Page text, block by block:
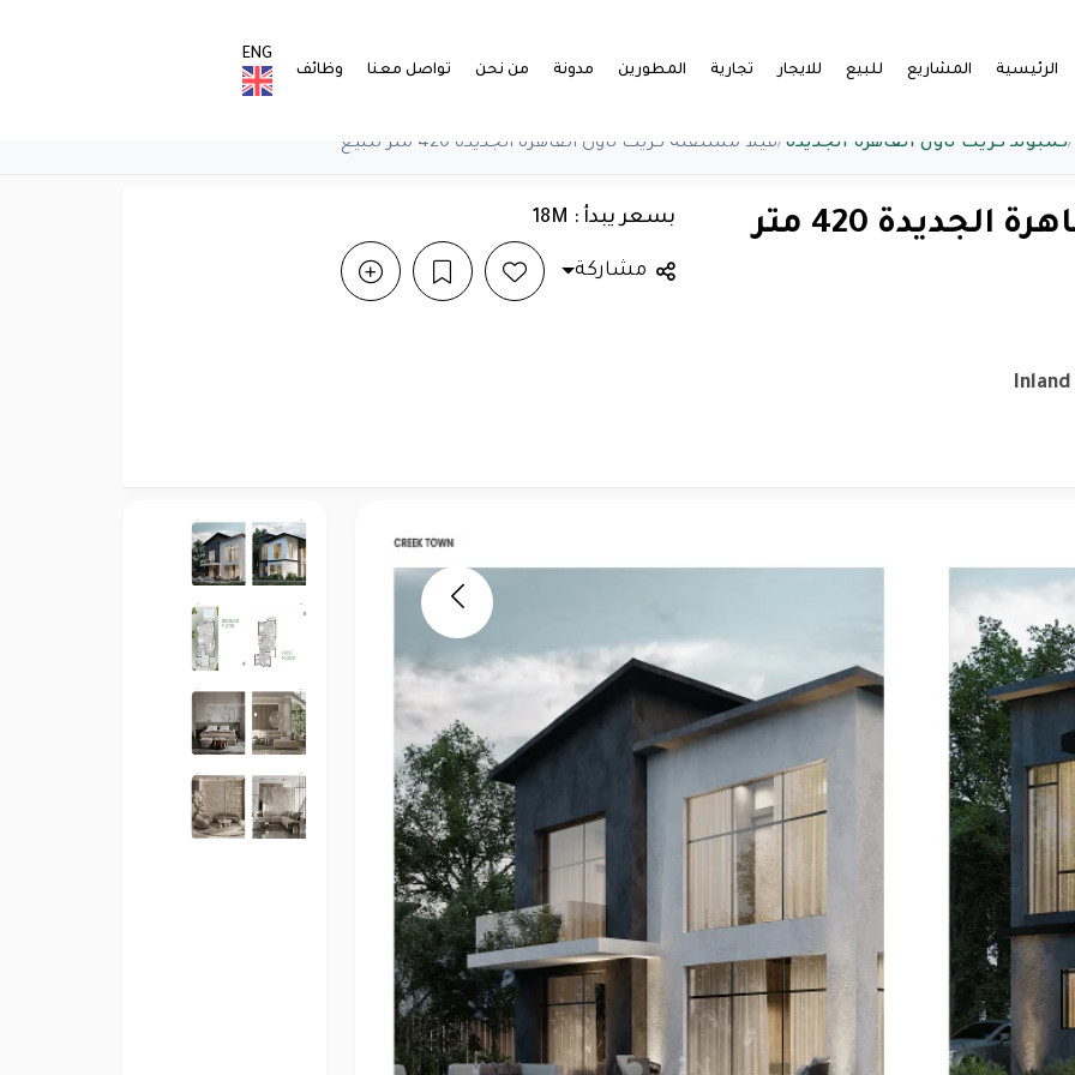
الرئيسية المشاريع للبيع للايجار تجارية المطورين مدونة من نحن تواصل معنا وظائف
ENG
/كمبوند كريك تاون القاهرة الجديدة /فيلا مستقلة كريك تاون القاهرة الجديدة 420 متر للبيع
فيلا مستقلة كريك تاون القاهرة الجديدة 420 متر
Inland
بسعر يبدأ : 18M
مشاركة
Previous